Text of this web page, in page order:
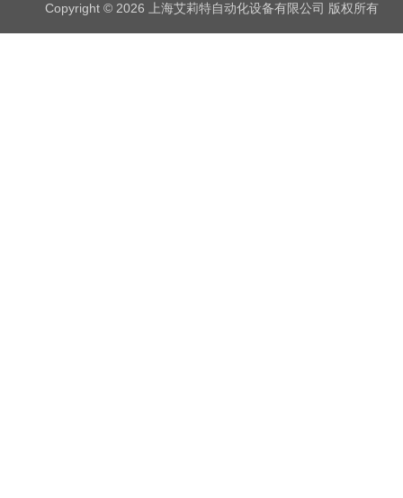
Copyright © 2026 上海艾莉特自动化设备有限公司 版权所有